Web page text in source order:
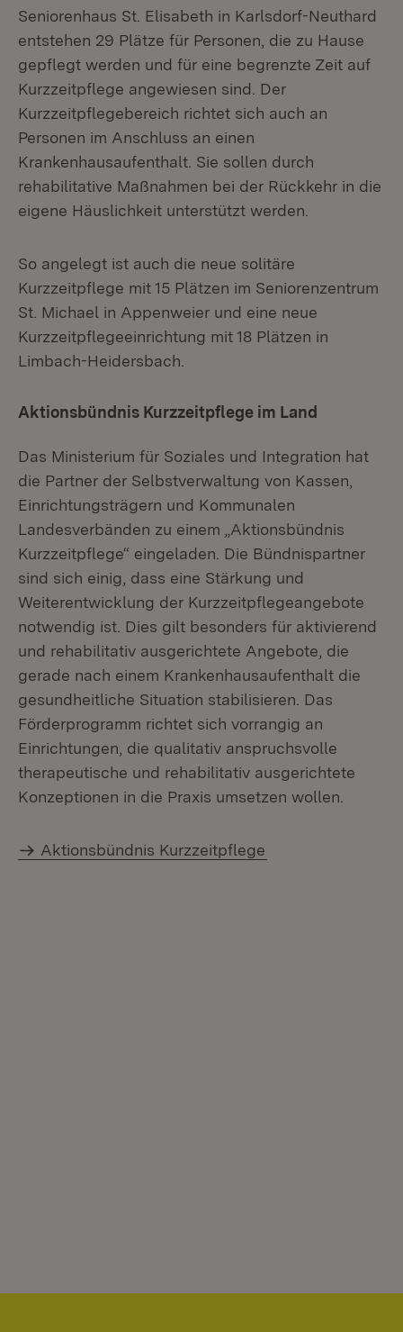
Seniorenhaus St. Elisabeth in Karlsdorf-Neuthard
entstehen 29 Plätze für Personen, die zu Hause
gepflegt werden und für eine begrenzte Zeit auf
Kurzzeitpflege angewiesen sind. Der
Kurzzeitpflegebereich richtet sich auch an
Personen im Anschluss an einen
Krankenhausaufenthalt. Sie sollen durch
rehabilitative Maßnahmen bei der Rückkehr in die
eigene Häuslichkeit unterstützt werden.
So angelegt ist auch die neue solitäre
Kurzzeitpflege mit 15 Plätzen im Seniorenzentrum
St. Michael in Appenweier und eine neue
Kurzzeitpflegeeinrichtung mit 18 Plätzen in
Limbach-Heidersbach.
Aktionsbündnis Kurzzeitpflege im Land
Das Ministerium für Soziales und Integration hat
die Partner der Selbstverwaltung von Kassen,
Einrichtungsträgern und Kommunalen
Landesverbänden zu einem „Aktionsbündnis
Kurzzeitpflege“ eingeladen. Die Bündnispartner
sind sich einig, dass eine Stärkung und
Weiterentwicklung der Kurzzeitpflegeangebote
notwendig ist. Dies gilt besonders für aktivierend
und rehabilitativ ausgerichtete Angebote, die
gerade nach einem Krankenhausaufenthalt die
gesundheitliche Situation stabilisieren. Das
Förderprogramm richtet sich vorrangig an
Einrichtungen, die qualitativ anspruchsvolle
therapeutische und rehabilitativ ausgerichtete
Konzeptionen in die Praxis umsetzen wollen.
Aktionsbündnis Kurzzeitpflege